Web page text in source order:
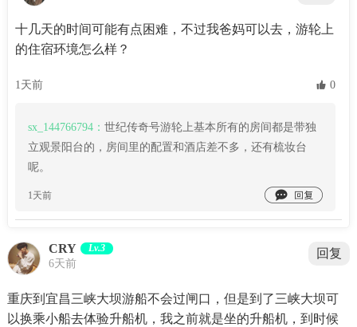
十几天的时间可能有点困难，不过我爸妈可以去，游轮上
的住宿环境怎么样？
1天前  0
sx_144766794： 世纪传奇号游轮上基本所有的房间都是带独
立观景阳台的，房间里的配置和酒店差不多，还有梳妆台
呢。
1天前 
CRY Lv.3
6天前
回复
重庆到宜昌三峡大坝游船不会过闸口，但是到了三峡大坝可
以换乘小船去体验升船机，我之前就是坐的升船机，到时候